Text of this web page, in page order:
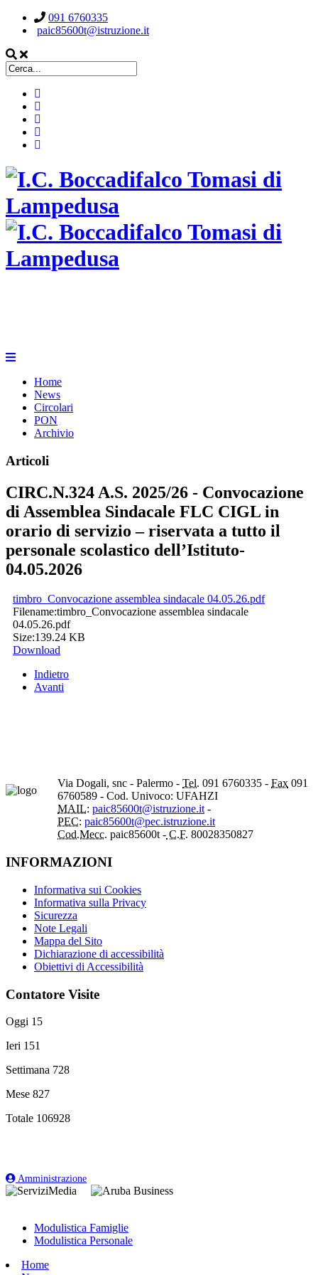
091 6760335
paic85600t@istruzione.it
Home
News
Circolari
PON
Archivio
Articoli
CIRC.N.324 A.S. 2025/26 - Convocazione
di Assemblea Sindacale FLC CIGL in
orario di servizio – riservata a tutto il
personale scolastico dell’Istituto-
04.05.2026
timbro_Convocazione assemblea sindacale 04.05.26.pdf
Filename:timbro_Convocazione assemblea sindacale
04.05.26.pdf
Size:139.24 KB
Download
Indietro
Avanti
Via Dogali, snc - Palermo - Tel. 091 6760335 - Fax 091
6760589 - Cod. Univoco: UFAHZI
MAIL: paic85600t@istruzione.it-
PEC: paic85600t@pec.istruzione.it
Cod.Mecc. paic85600t - C.F. 80028350827
INFORMAZIONI
Informativa sui Cookies
Informativa sulla Privacy
Sicurezza
Note Legali
Mappa del Sito
Dichiarazione di accessibilità
Obiettivi di Accessibilità
Contatore Visite
Oggi 15
Ieri 151
Settimana 728
Mese 827
Totale 106928
Amministrazione
Modulistica Famiglie
Modulistica Personale
Home